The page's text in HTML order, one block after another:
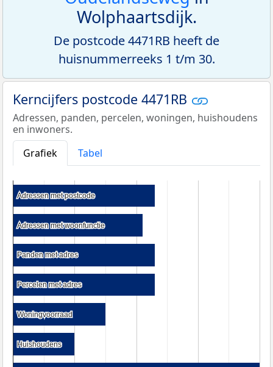
Wolphaartsdijk.
De postcode 4471RB heeft de
huisnummerreeks 1 t/m 30.
Kerncijfers postcode 4471RB
Adressen, panden, percelen, woningen, huishoudens
en inwoners.
Grafiek
Tabel
Adressen met postcode
Adressen met postcode
Adressen met woonfunctie
Adressen met woonfunctie
Panden met adres
Panden met adres
Percelen met adres
Percelen met adres
Woningvoorraad
Woningvoorraad
Huishoudens
Huishoudens